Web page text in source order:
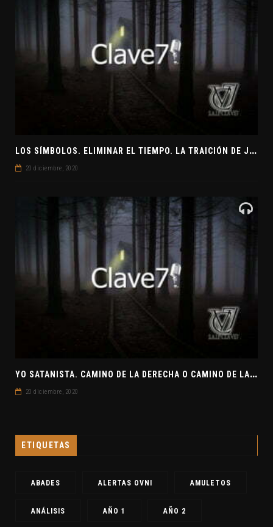
L
OS SÍMBOLOS. ELIMINAR EL TIEMPO. LA TRAICIÓN DE JUDAS
20 diciembre, 2020
Y
O SATANISTA. CAMINO DE LA DERECHA O CAMINO DE LA IZQUIERDA. CLAVE7 NEWS
20 diciembre, 2020
ETIQUETAS
ABADES ALERTAS OVNI AMULETOS
ANÁLISIS AÑO 1 AÑO 2